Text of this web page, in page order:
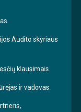
Audito skyriaus
klausimais.
ir vadovas.